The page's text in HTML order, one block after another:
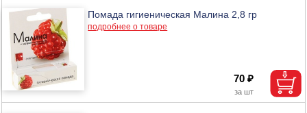
Помада гигиеническая Малина 2,8 гр
подробнее о товаре
70 ₽